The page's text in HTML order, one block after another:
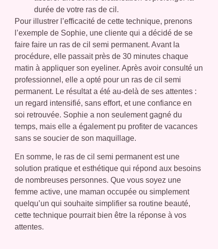
durée de votre ras de cil.
Pour illustrer l’efficacité de cette technique, prenons
l’exemple de Sophie, une cliente qui a décidé de se
faire faire un ras de cil semi permanent. Avant la
procédure, elle passait près de 30 minutes chaque
matin à appliquer son eyeliner. Après avoir consulté un
professionnel, elle a opté pour un ras de cil semi
permanent. Le résultat a été au-delà de ses attentes :
un regard intensifié, sans effort, et une confiance en
soi retrouvée. Sophie a non seulement gagné du
temps, mais elle a également pu profiter de vacances
sans se soucier de son maquillage.
En somme, le ras de cil semi permanent est une
solution pratique et esthétique qui répond aux besoins
de nombreuses personnes. Que vous soyez une
femme active, une maman occupée ou simplement
quelqu’un qui souhaite simplifier sa routine beauté,
cette technique pourrait bien être la réponse à vos
attentes.